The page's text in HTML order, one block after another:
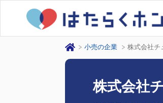
小売の企業 株式会社チ
株式会社